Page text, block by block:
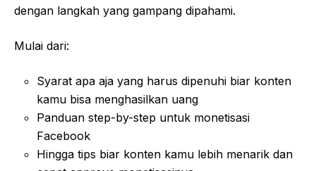
dengan langkah yang gampang dipahami.
Mulai dari:
Syarat apa aja yang harus dipenuhi biar konten
kamu bisa menghasilkan uang
Panduan step-by-step untuk monetisasi
Facebook
Hingga tips biar konten kamu lebih menarik dan